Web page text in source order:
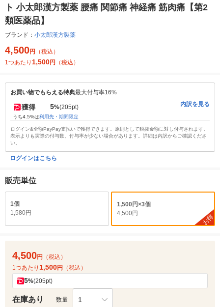
ト 小太郎漢方製薬 腰痛 関節痛 神経痛 筋肉痛【第2
類医薬品】
ブランド： 小太郎漢方製薬
4,500円
（税込）
1つあたり 1,500円 （税込）
お買い物でもらえる特典最大付与率16%
獲得 5%(205pt)
うち4.5%は利用先・期間限定
内訳を見る
ログイン&全額PayPay支払いで獲得できます。原則として税抜金額に対し付与されます。
表示よりも実際の付与数、付与率が少ない場合があります。詳細は内訳からご確認くださ
い。
ログインはこちら
販売単位
1個
1,580円
1,500円×3個
4,500円
お得
4,500円
（税込）
1つあたり 1,500円 （税込）
5%(205pt)
在庫あり 数量 1